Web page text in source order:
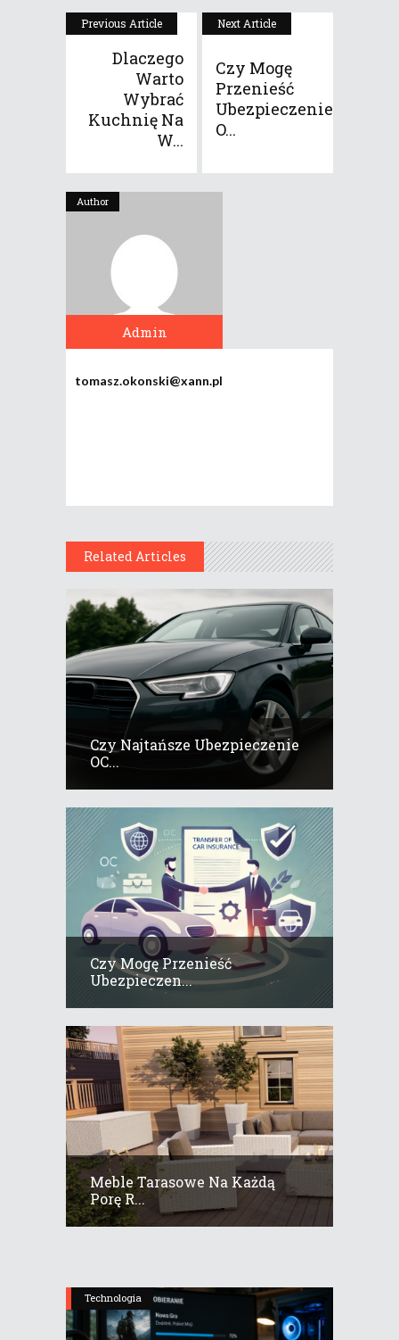
Previous Article
Dlaczego
Warto
Wybrać
Kuchnię Na
W...
Next Article
Czy Mogę
Przenieść
Ubezpieczenie
O...
Author
Admin
tomasz.okonski@xann.pl
Related Articles
Czy Najtańsze Ubezpieczenie
OC...
Czy Mogę Przenieść
Ubezpieczen...
Meble Tarasowe Na Każdą
Porę R...
Technologia